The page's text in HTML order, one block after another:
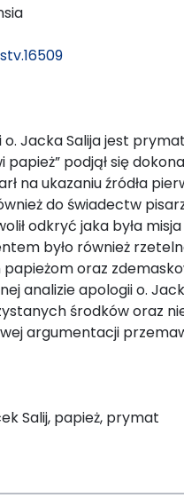
Jacka Salija jest
papież” podjął się
na ukazaniu źródła
do świadectw
odkryć jaka była
było również
oraz
analizie apologii o.
środków oraz
argumentacji
Salij, papież, prymat